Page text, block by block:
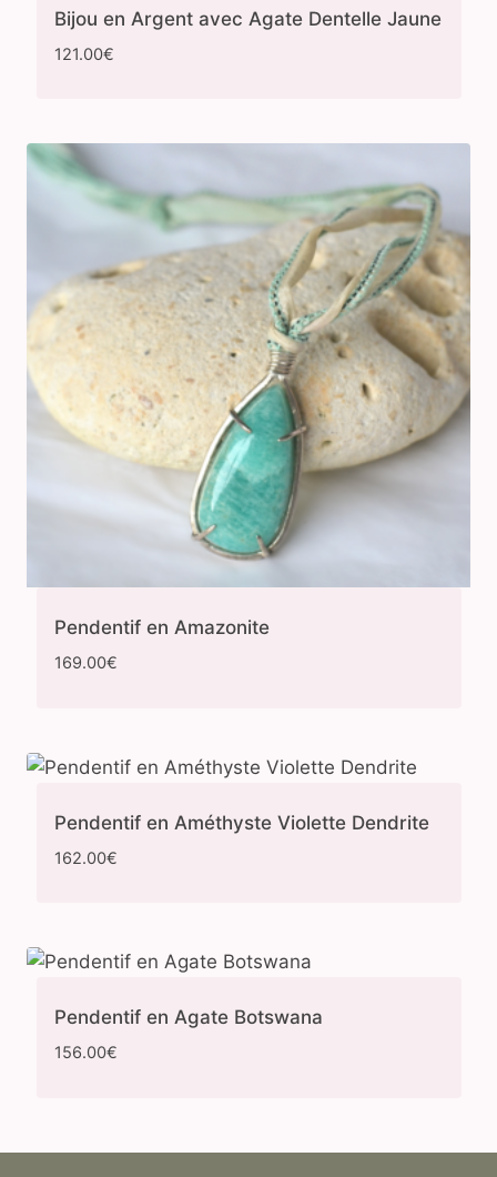
Bijou en Argent avec Agate Dentelle Jaune
121.00€
Pendentif en Amazonite
169.00€
Pendentif en Améthyste Violette Dendrite
162.00€
Pendentif en Agate Botswana
156.00€